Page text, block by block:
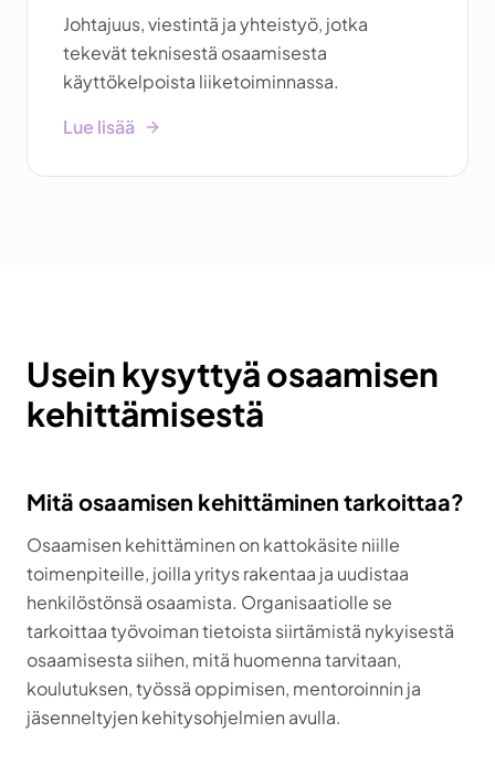
Johtajuus, viestintä ja yhteistyö, jotka
tekevät teknisestä osaamisesta
käyttökelpoista liiketoiminnassa.
Lue lisää
Usein kysyttyä osaamisen
kehittämisestä
Mitä osaamisen kehittäminen tarkoittaa?
Osaamisen kehittäminen on kattokäsite niille
toimenpiteille, joilla yritys rakentaa ja uudistaa
henkilöstönsä osaamista. Organisaatiolle se
tarkoittaa työvoiman tietoista siirtämistä nykyisestä
osaamisesta siihen, mitä huomenna tarvitaan,
koulutuksen, työssä oppimisen, mentoroinnin ja
jäsenneltyjen kehitysohjelmien avulla.